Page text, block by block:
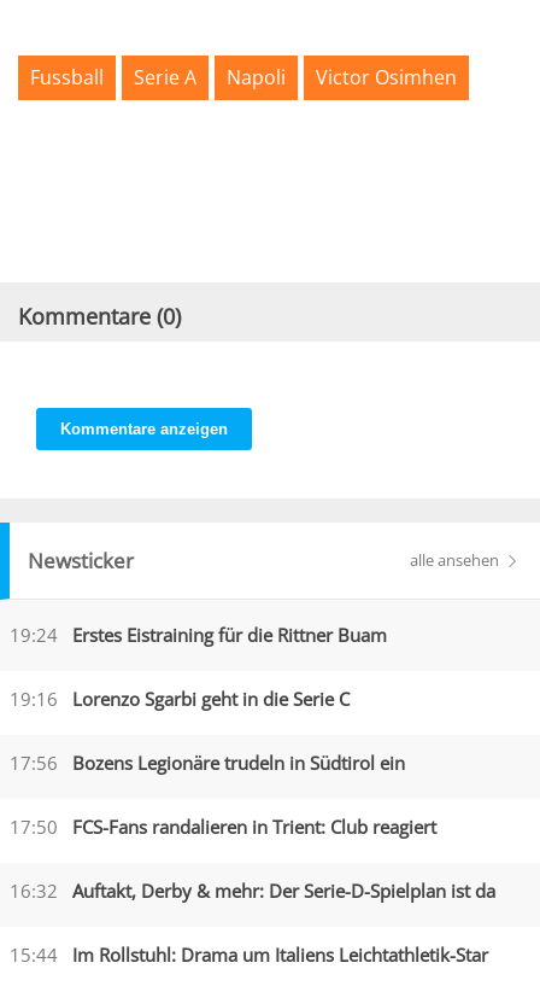
Fussball Serie A Napoli Victor Osimhen
Kommentare (0)
Kommentare anzeigen
Newsticker alle ansehen
19:24 Erstes Eistraining für die Rittner Buam
19:16 Lorenzo Sgarbi geht in die Serie C
17:56 Bozens Legionäre trudeln in Südtirol ein
17:50 FCS-Fans randalieren in Trient: Club reagiert
16:32 Auftakt, Derby & mehr: Der Serie-D-Spielplan ist da
15:44 Im Rollstuhl: Drama um Italiens Leichtathletik-Star